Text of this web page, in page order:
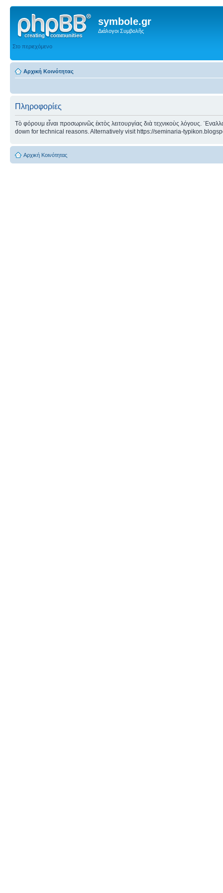
symbole.gr
Διάλογοι Συμβολῆς
Στο περιεχόμενο
Αρχική Κοινότητας
Πληροφορίες
Τὸ φόρουμ εἶναι προσωρινῶς ἐκτὸς λειτουργίας διὰ τεχνικοὺς λόγους.
down for technical reasons. Alternatively visit https://seminaria-
Αρχική Κοινότητας